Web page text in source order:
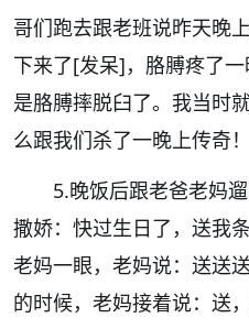
哥们跑去跟老班说昨天晚
下来了[发呆]，胳膊疼了
是胳膊摔脱臼了。我当时
么跟我们杀了一晚上传奇！
5.晚饭后跟老爸老妈
撒娇：快过生日了，送我
老妈一眼，老妈说：送送
的时候，老妈接着说：送